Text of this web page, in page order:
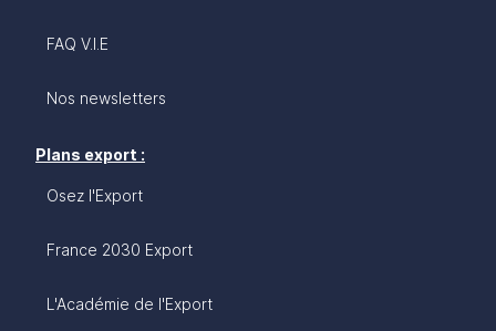
FAQ V.I.E
Nos newsletters
Plans export :
Osez l'Export
France 2030 Export
L'Académie de l'Export